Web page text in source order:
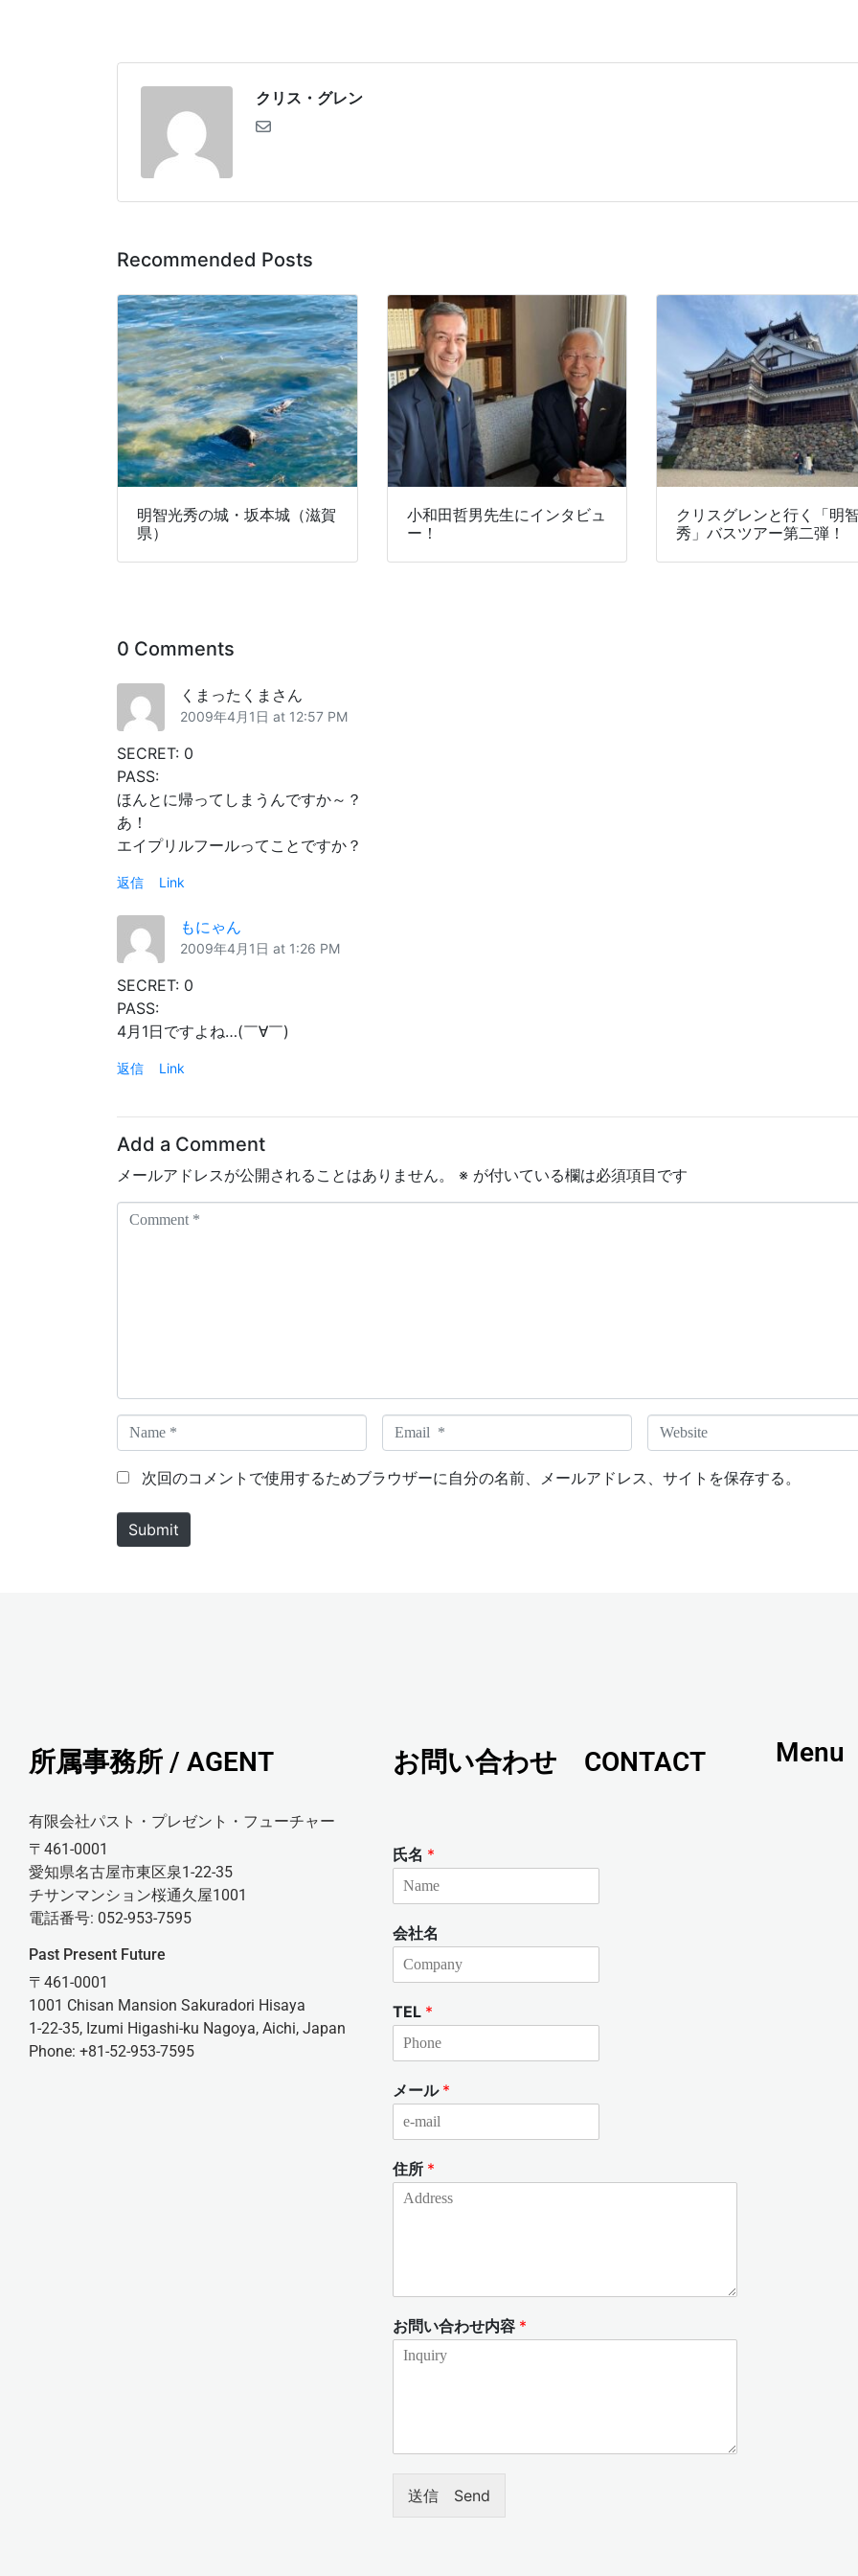
クリス・グレン
Recommended Posts
明智光秀の城・坂本城（滋賀
県）
小和田哲男先生にインタビュ
ー！
クリスグレンと行く「明
秀」バスツアー第二弾！
0 Comments
くまったくまさん
2009年4月1日 at 12:57 PM
SECRET: 0
PASS:
ほんとに帰ってしまうんですか～？
あ！
エイプリルフールってことですか？
返信 Link
もにゃん
2009年4月1日 at 1:26 PM
SECRET: 0
PASS:
4月1日ですよね…(￣∀￣)
返信 Link
Add a Comment
メールアドレスが公開されることはありません。 ※ が付いている欄は必須項目です
a
m
*
m
a
W
e
次回のコメントで使用するためブラウザーに自分の名前、メールアドレス、サイトを保存する。
Submit
所属事務所 / AGENT
有限会社パスト・プレゼント・フューチャー
〒461-0001
愛知県名古屋市東区泉1-22-35
チサンマンション桜通久屋1001
電話番号: 052-953-7595
Past Present Future
〒461-0001
1001 Chisan Mansion Sakuradori Hisaya
1-22-35, Izumi Higashi-ku Nagoya, Aichi, Japan
Phone: +81-52-953-7595
お問い合わせ CONTACT
氏名 *
会社名
TEL *
メール *
住所 *
お問い合わせ内容 *
送信 Send
Menu